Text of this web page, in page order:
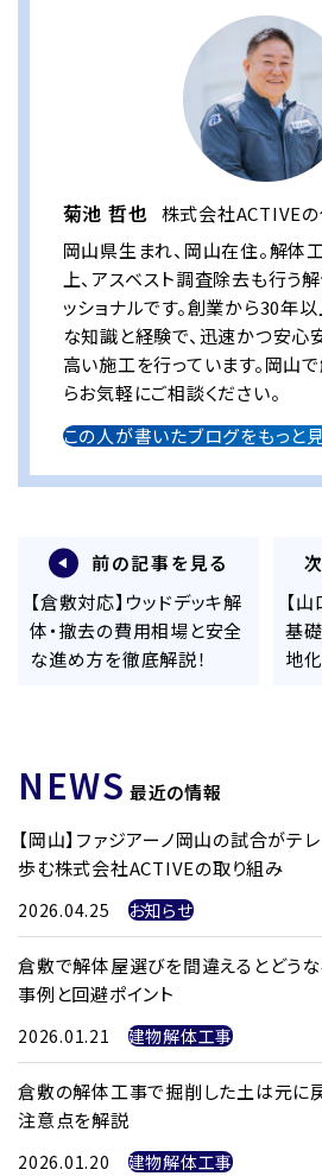
菊池 哲也 株式会社ACTIVE
岡山県生まれ、岡山在住。解体
上、アスベスト調査除去も行う
ッショナルです。創業から30年
な知識と経験で、迅速かつ安心
高い施工を行っています。岡山
らお気軽にご相談ください。
この人が書いたブログをもっと
前の記事を見る
【倉敷対応】ウッドデッキ解
体・撤去の費用相場と安全
な進め方を徹底解説！
【
基
地
NEWS 最近の情報
【岡山】ファジアーノ岡山の試合がテ
歩む株式会社ACTIVEの取り組み
2026.04.25 お知らせ
倉敷で解体屋選びを間違えるとどう
事例と回避ポイント
2026.01.21 建物解体工事
倉敷の解体工事で掘削した土は元に
注意点を解説
2026.01.20 建物解体工事